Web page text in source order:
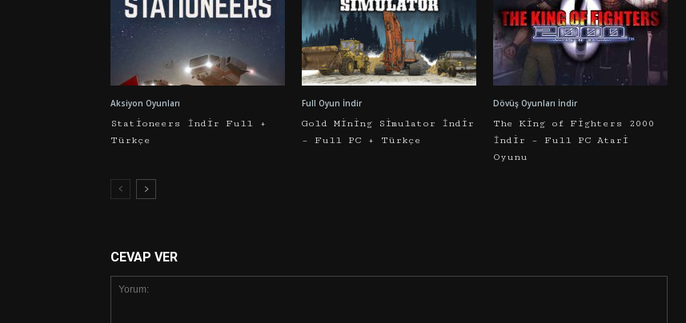
Aksiyon Oyunları
Stationeers İndir Full +
Türkçe
Full Oyun İndir
Gold Mining Simulator İndir
– Full PC + Türkçe
Dövüş Oyunları İndir
The King of Fighters 2000
İndir – Full PC Atari
Oyunu
CEVAP VER